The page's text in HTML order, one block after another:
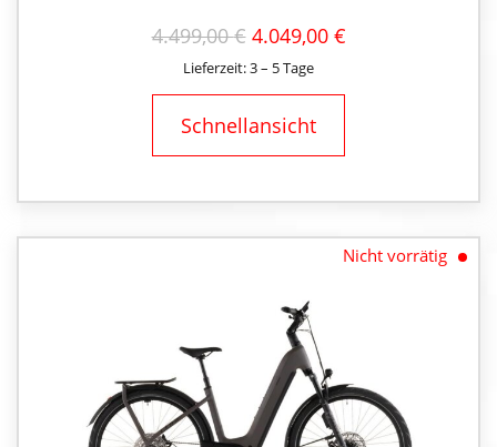
4.499,00€ URSPRÜNGLICHER
PREIS
WAR:
4.499,00 €
4.049,00 €AKTUELLER
Lieferzeit: 3 – 5 Tage
Schnellansicht
Nicht vorrätig